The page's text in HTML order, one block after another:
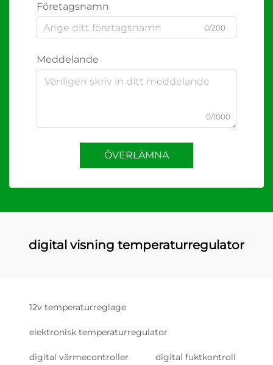
Företagsnamn
0/200
Meddelande
0/1000
ÖVERLÄMNA
digital visning temperaturregulator
12v temperaturreglage
elektronisk temperaturregulator
digital värmecontroller digital fuktkontroll